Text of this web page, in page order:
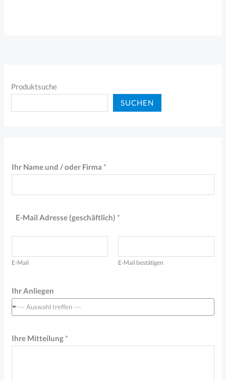
Produktsuche
SUCHEN
Ihr Name und / oder Firma *
e
ä
l
E-Mail Adresse (geschäftlich) *
E-Mail E-Mail bestätigen
Ihr Anliegen
--- Auswahl treffen ---
Ihre Mitteilung *